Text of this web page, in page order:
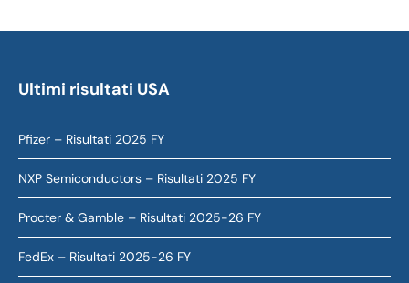
Ultimi risultati USA
Pfizer – Risultati 2025 FY
NXP Semiconductors – Risultati 2025 FY
Procter & Gamble – Risultati 2025-26 FY
FedEx – Risultati 2025-26 FY